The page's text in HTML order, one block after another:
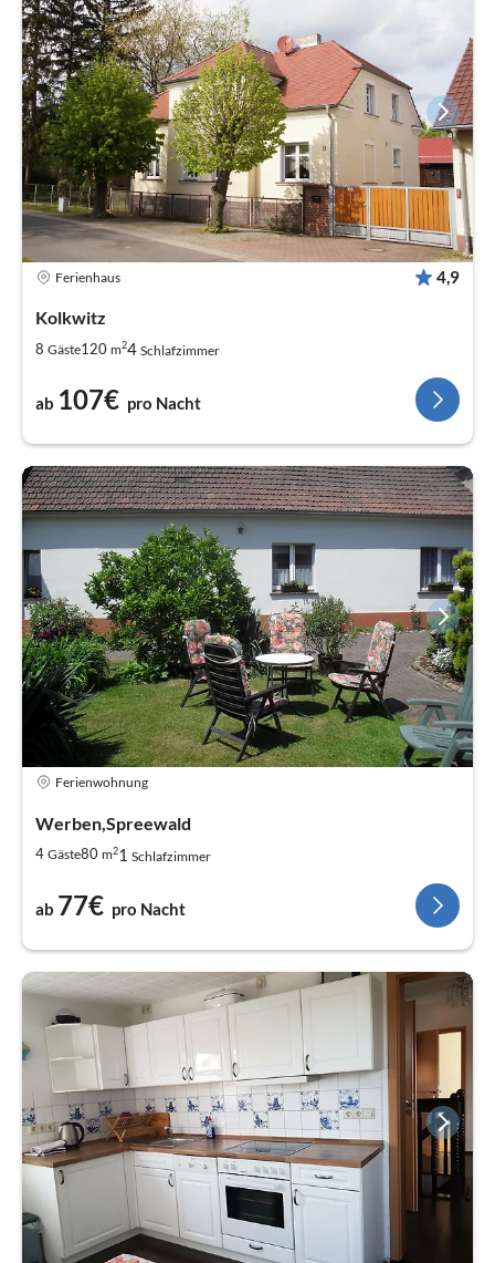
Ferienhaus 4,9
Kolkwitz
8 Gäste120 m24 Schlafzimmer
ab 107€ pro Nacht
Ferienwohnung
Werben,Spreewald
4 Gäste80 m21 Schlafzimmer
ab 77€ pro Nacht